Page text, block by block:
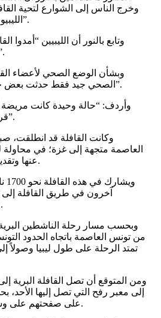
وخرج الناس إلى الشوارع لتحية
الليبيون يؤدون لها تحية رسمية”.
وتابع بالنور أن الليبيين
أطعمة وماء
وبشأن الوضع الصحي لأعضاء
الصحي جيد فقط حدثت بعض حالات الإرهاق من السفر”.
وأردف: “حالة وحيدة كانت
قردان على الحدود مع ليبيا”.
وكانت القافلة قد انطلقت،
العاصمة متجهة إلى غزة؛ في محاولة
عنها وتقديم التضامن للفلسطينيين.
آخرون في طريق القافلة إلى
منظمات وداعمين ليبيين.
وبحسب مسار رحلة الناشطين
من تونس العاصمة باتجاه الحدود
تمتد الرحلة على طول ليبيا وصولاً
ومن المتوقع أن تصل القافلة البرية
إلى معبر رفح التي تصل إليها
على صفحتهم على وسائل التواصل الاجتماعي.